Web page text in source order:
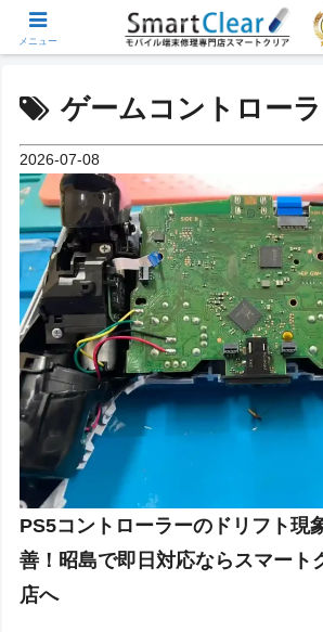
ゲームコントロー
2026-07-08
PS5コントローラーのドリフト現
善！昭島で即日対応ならスマート
店へ
メニュー